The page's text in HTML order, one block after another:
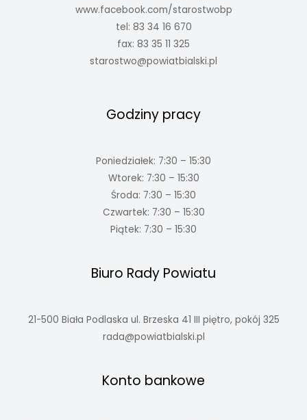
www.facebook.com/starostwobp
tel: 83 34 16 670
fax: 83 35 11 325
starostwo@powiatbialski.pl
Godziny pracy
Poniedziałek: 7:30 – 15:30
Wtorek: 7:30 – 15:30
Środa: 7:30 – 15:30
Czwartek: 7:30 – 15:30
Piątek: 7:30 – 15:30
Biuro Rady Powiatu
21-500 Biała Podlaska ul. Brzeska 41 III piętro, pokój 325
rada@powiatbialski.pl
Konto bankowe